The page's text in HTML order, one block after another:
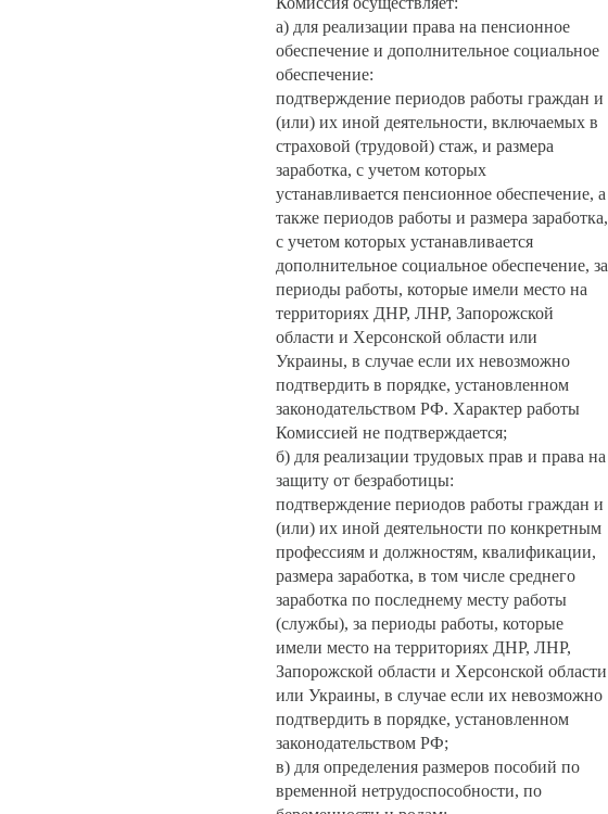
а) для реализации права на пенсионное
обеспечение и дополнительное социальное
обеспечение:
подтверждение периодов работы граждан и
(или) их иной деятельности, включаемых в
страховой (трудовой) стаж, и размера
заработка, с учетом которых
устанавливается пенсионное обеспечение, а
также периодов работы и размера заработка,
с учетом которых устанавливается
дополнительное социальное обеспечение, за
периоды работы, которые имели место на
территориях ДНР, ЛНР, Запорожской
области и Херсонской области или
Украины, в случае если их невозможно
подтвердить в порядке, установленном
законодательством РФ. Характер работы
Комиссией не подтверждается;
б) для реализации трудовых прав и права на
защиту от безработицы:
подтверждение периодов работы граждан и
(или) их иной деятельности по конкретным
профессиям и должностям, квалификации,
размера заработка, в том числе среднего
заработка по последнему месту работы
(службы), за периоды работы, которые
имели место на территориях ДНР, ЛНР,
Запорожской области и Херсонской области
или Украины, в случае если их невозможно
подтвердить в порядке, установленном
законодательством РФ;
в) для определения размеров пособий по
временной нетрудоспособности, по